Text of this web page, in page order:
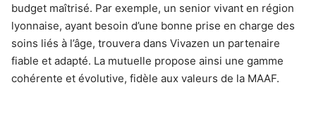
budget maîtrisé. Par exemple, un senior vivant en région
lyonnaise, ayant besoin d’une bonne prise en charge des
soins liés à l’âge, trouvera dans Vivazen un partenaire
fiable et adapté. La mutuelle propose ainsi une gamme
cohérente et évolutive, fidèle aux valeurs de la MAAF.